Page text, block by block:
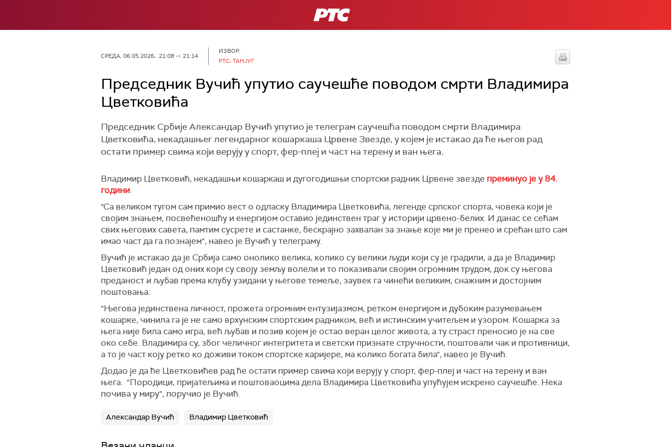
РТС
СРЕДА, 06.05.2026, 21:08 -> 21:14
ИЗВОР:
РТС, ТАНЈУГ
Председник Вучић упутио саучешће поводом смрти Владимира
Цветковића
Председник Србије Александар Вучић упутио је телеграм саучешћа поводом смрти Владимира
Цветковића, некадашњег легендарног кошаркаша Црвене Звезде, у којем је истакао да ће његов рад
остати пример свима који верују у спорт, фер-плеј и част на терену и ван њега.
Владимир Цветковић, некадашњи кошаркаш и дугогодишњи спортски радник Црвене звезде преминуо је у 84.
години.
"Са великом тугом сам примио вест о одласку Владимира Цветковића, легенде српског спорта, човека који је
својим знањем, посвећеношћу и енергијом оставио јединствен траг у историји црвено-белих. И данас се сећам
свих његових савета, памтим сусрете и састанке, бескрајно захвалан за знање које ми је пренео и срећан што сам
имао част да га познајем", навео је Вучић у телеграму.
Вучић је истакао да је Србија само онолико велика, колико су велики људи који су је градили, а да је Владимир
Цветковић један од оних који су своју земљу волели и то показивали својим огромним трудом, док су његова
преданост и љубав према клубу узидани у његове темеље, заувек га чинећи великим, снажним и достојним
поштовања.
"Његова јединствена личност, прожета огромним ентузијазмом, ретком енергијом и дубоким разумевањем
кошарке, чинила га је не само врхунским спортским радником, већ и истинским учитељем и узором. Кошарка за
њега није била само игра, већ љубав и позив којем је остао веран целог живота, а ту страст преносио је на све
око себе. Владимира су, због челичног интегритета и светски признате стручности, поштовали чак и противници,
а то је част коју ретко ко доживи током спортске каријере, ма колико богата била", навео је Вучић.
Додао је да ће Цветковићев рад ће остати пример свима који верују у спорт, фер-плеј и част на терену и ван
њега. "Породици, пријатељима и поштоваоцима дела Владимира Цветковића упућујем искрено саучешће. Нека
почива у миру", поручио је Вучић.
Александар Вучић Владимир Цветковић